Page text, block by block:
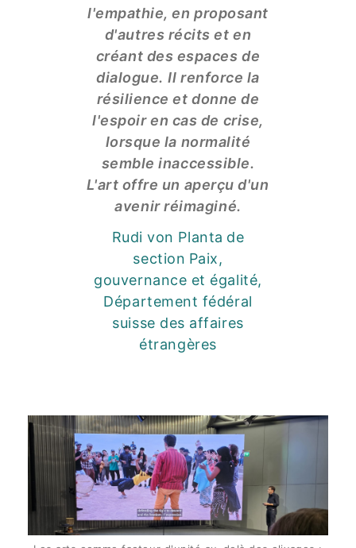
l'empathie, en proposant
d'autres récits et en
créant des espaces de
dialogue. Il renforce la
résilience et donne de
l'espoir en cas de crise,
lorsque la normalité
semble inaccessible.
L'art offre un aperçu d'un
avenir réimaginé.
Rudi von Planta de
section Paix,
gouvernance et égalité,
Département fédéral
suisse des affaires
étrangères